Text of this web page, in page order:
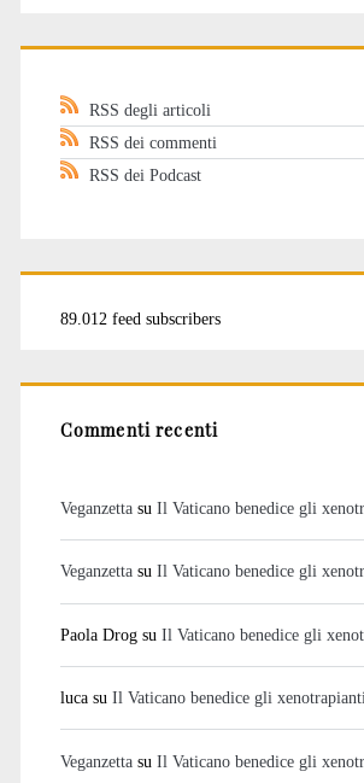
RSS degli articoli
RSS dei commenti
RSS dei Podcast
89.012 feed subscribers
Commenti recenti
Veganzettasu Il Vaticano benedice gli
Veganzettasu Il Vaticano benedice gli
Paola Drogsu Il Vaticano benedice gli
lucasu Il Vaticano benedice gli xenotrapianti
Veganzettasu Il Vaticano benedice gli